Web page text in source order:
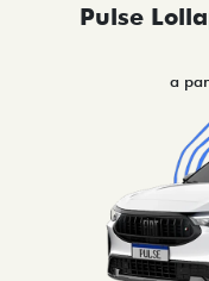
Pulse
a